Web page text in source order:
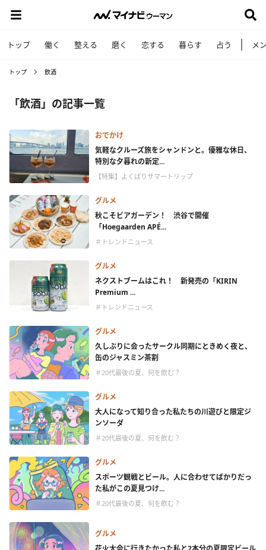
トップ 働く 整える 磨く 恋する 暮らす 占う メ
トップ 飲酒
「飲酒」の記事一覧
おでかけ
気軽なクルーズ旅をシャンドンと。優雅な休日、
特別な夕暮れの新定...
【特集】よくばりサマートリップ
グルメ
秋こそビアガーデン！ 渋谷で開催
「Hoegaarden APÉ...
＃トレンドニュース
グルメ
ネクストブームはこれ！ 新発売の「KIRIN
Premium ...
＃トレンドニュース
グルメ
久しぶりに会ったサークル同期にときめく夜と、
缶のジャスミン茶割
＃20代最後の夏、何を飲む？
グルメ
大人になって知り合った私たちの川遊びと限定ジ
ンソーダ
＃20代最後の夏、何を飲む？
グルメ
スポーツ観戦とビール。人に合わせてばかりだっ
た私がこの夏見つけ...
＃20代最後の夏、何を飲む？
グルメ